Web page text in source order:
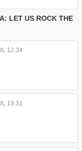
LET US ROCK THE
12.34
13.31